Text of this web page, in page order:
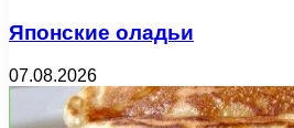
Японские оладьи
07.08.2026